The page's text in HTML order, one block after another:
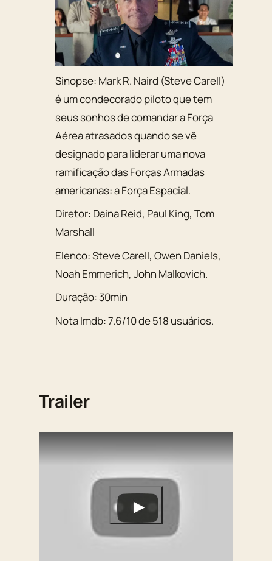
Sinopse: Mark R. Naird (Steve Carell)
é um condecorado piloto que tem
seus sonhos de comandar a Força
Aérea atrasados quando se vê
designado para liderar uma nova
ramificação das Forças Armadas
americanas: a Força Espacial.
Diretor: Daina Reid, Paul King, Tom
Marshall
Elenco:Steve Carell,Owen Daniels,
Noah Emmerich,John Malkovich.
Duração:30min
Nota Imdb:7.6/10de518 usuários.
Trailer